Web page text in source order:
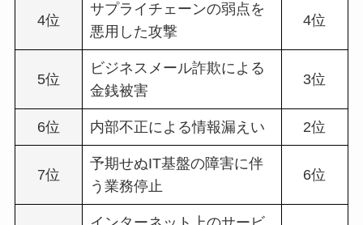
4位
サプライチェーンの弱点を
悪用した攻撃
4位
5位
ビジネスメール詐欺による
金銭被害
3位
6位 内部不正による情報漏えい 2位
7位
予期せぬIT基盤の障害に伴
う業務停止
6位